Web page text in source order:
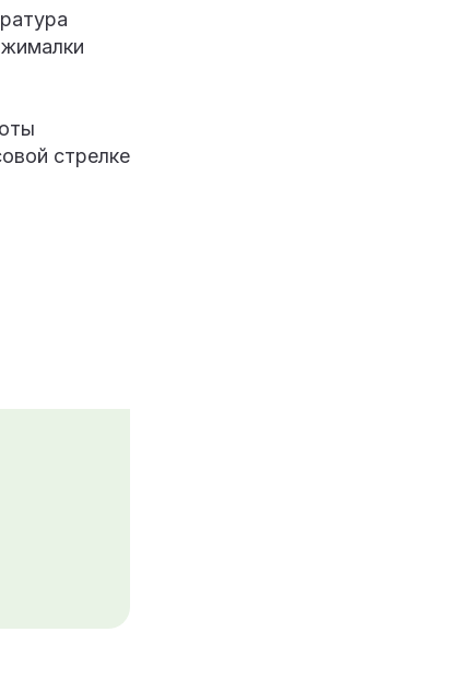
стрелке